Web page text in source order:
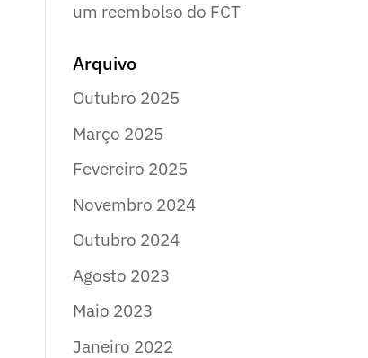
um reembolso do FCT
Arquivo
Outubro 2025
Março 2025
Fevereiro 2025
Novembro 2024
Outubro 2024
Agosto 2023
Maio 2023
Janeiro 2022